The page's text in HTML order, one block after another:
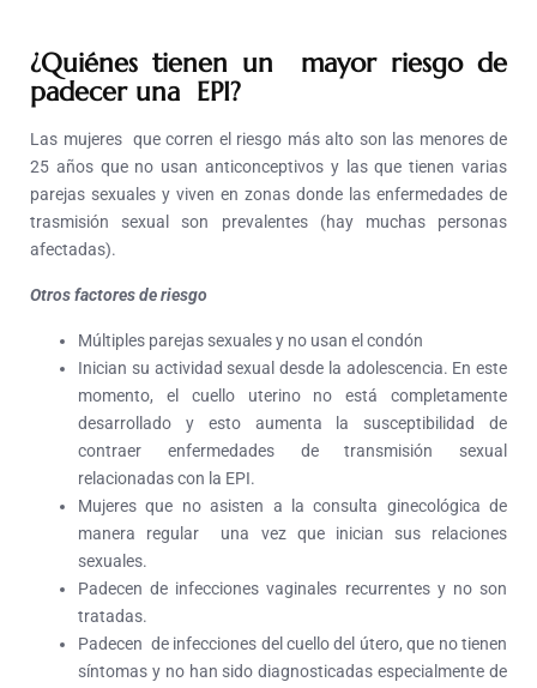
¿Quiénes tienen un mayor riesgo de
padecer una EPI?
Las mujeres que corren el riesgo más alto son las menores de
25 años que no usan anticonceptivos y las que tienen varias
parejas sexuales y viven en zonas donde las enfermedades de
trasmisión sexual son prevalentes (hay muchas personas
afectadas).
Otros factores de riesgo
Múltiples parejas sexuales y no usan el condón
Inician su actividad sexual desde la adolescencia. En este
momento, el cuello uterino no está completamente
desarrollado y esto aumenta la susceptibilidad de
contraer enfermedades de transmisión sexual
relacionadas con la EPI.
Mujeres que no asisten a la consulta ginecológica de
manera regular una vez que inician sus relaciones
sexuales.
Padecen de infecciones vaginales recurrentes y no son
tratadas.
Padecen de infecciones del cuello del útero, que no tienen
síntomas y no han sido diagnosticadas especialmente de